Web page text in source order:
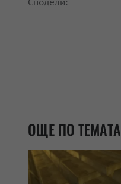
ОЩЕ ПО ТЕМАТА